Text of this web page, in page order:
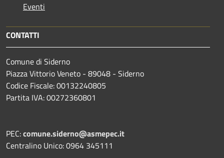
Eventi
CONTATTI
Comune di Siderno
Piazza Vittorio Veneto - 89048 - Siderno
Codice Fiscale: 00132240805
Partita IVA: 00272360801
PEC:comune.siderno@asmepec.it
Centralino Unico: 0964 345111